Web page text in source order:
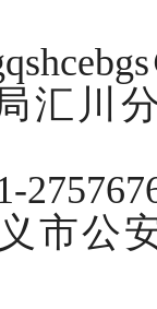
汇川
市公